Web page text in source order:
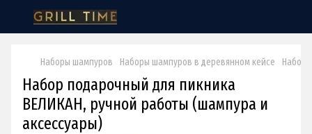
Наборы шампуров Наборы шампуров в деревянном кейсе Набор
Набор подарочный для пикника
ВЕЛИКАН, ручной работы (шампура и
аксессуары)